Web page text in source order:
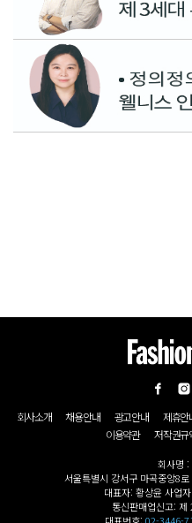
회사소개 채용안내 광고안내 제휴안
이용약관
저작권규
회사명
서울특별시 강서구 마곡중앙8
대표자: 황상윤 사업
통신판매업신고: